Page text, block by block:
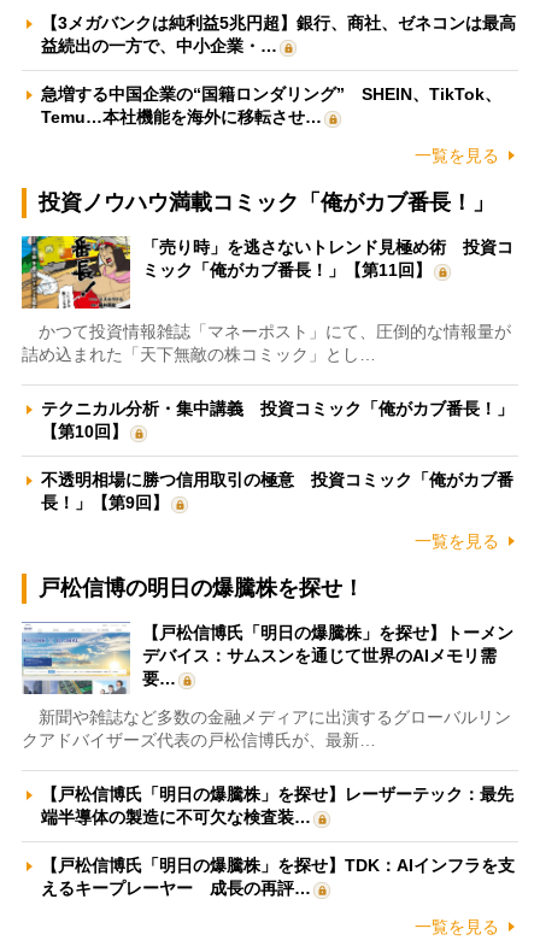
【3メガバンクは純利益5兆円超】銀行、商社、ゼネコンは最高
益続出の一方で、中小企業・…
急増する中国企業の“国籍ロンダリング” SHEIN、TikTok、
Temu…本社機能を海外に移転させ…
一覧を見る
投資ノウハウ満載コミック「俺がカブ番長！」
「売り時」を逃さないトレンド見極め術 投資コ
ミック「俺がカブ番長！」【第11回】
かつて投資情報雑誌「マネーポスト」にて、圧倒的な情報量が
詰め込まれた「天下無敵の株コミック」とし…
テクニカル分析・集中講義 投資コミック「俺がカブ番長！」
【第10回】
不透明相場に勝つ信用取引の極意 投資コミック「俺がカブ番
長！」【第9回】
一覧を見る
戸松信博の明日の爆騰株を探せ！
【戸松信博氏「明日の爆騰株」を探せ】トーメン
デバイス：サムスンを通じて世界のAIメモリ需
要…
新聞や雑誌など多数の金融メディアに出演するグローバルリン
クアドバイザーズ代表の戸松信博氏が、最新…
【戸松信博氏「明日の爆騰株」を探せ】レーザーテック：最先
端半導体の製造に不可欠な検査装…
【戸松信博氏「明日の爆騰株」を探せ】TDK：AIインフラを支
えるキープレーヤー 成長の再評…
一覧を見る